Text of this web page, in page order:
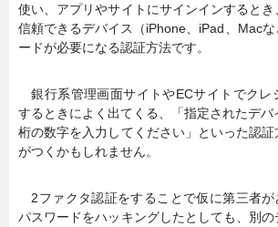
使い、アプリやサイトにサインインすると
信頼できるデバイス（iPhone、iPad、Mac
ードが必要になる認証方法です。
銀行系管理画面サイトやECサイトでクレ
するときによく出てくる、「指定されたデ
桁の数字を入力してください」といった認
がつくかもしれません。
2ファクタ認証をすることで仮に第三者が
パスワードをハッキングしたとしても、別